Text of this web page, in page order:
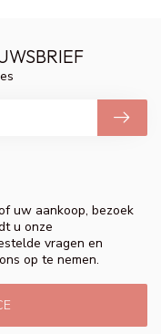
uw aankoop, bezoek
u onze
vragen en
op te nemen.